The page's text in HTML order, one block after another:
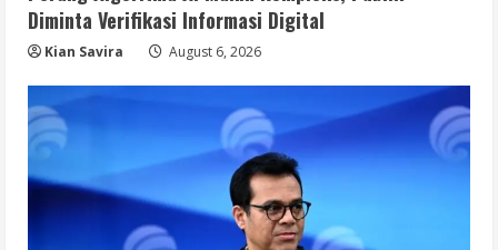
Diminta Verifikasi Informasi Digital
Kian Savira August 6, 2026